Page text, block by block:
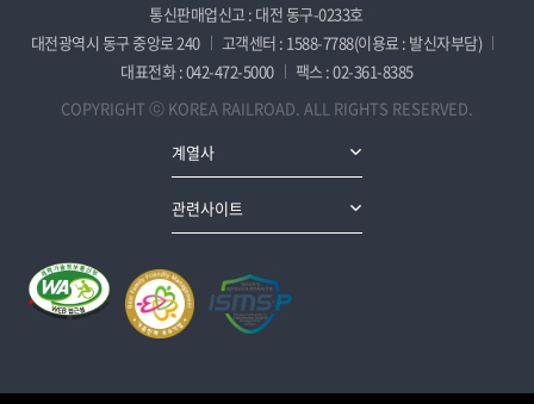
통신판매업신고 : 대전 동구-0233호
대전광역시 동구 중앙로 240
고객센터 : 1588-7788(이용료 : 발신자부담)
대표전화 : 042-472-5000
팩스 : 02-361-8385
COPYRIGHT ⓒ KOREA RAILROAD. ALL RIGHTS RESERVED.
계열사
관련사이트